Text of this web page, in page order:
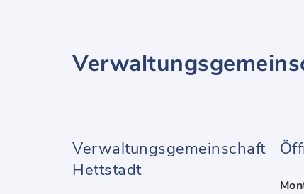
Verwaltungsgemeinschaft
Hettstadt